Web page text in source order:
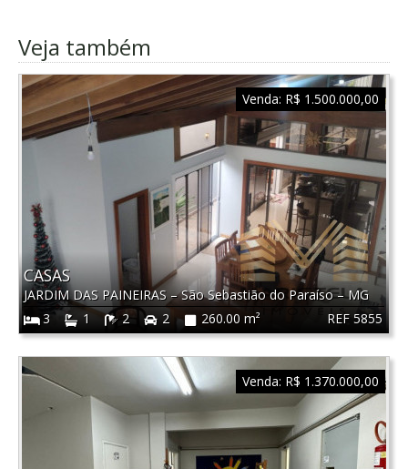
Veja também
REF 5855
CASAS
JARDIM DAS PAINEIRAS –São Sebastião do Paraíso–MG
3
1 2 2 260.00 m²
Venda: R$ 1.500.000,00
Venda: R$ 1.370.000,00